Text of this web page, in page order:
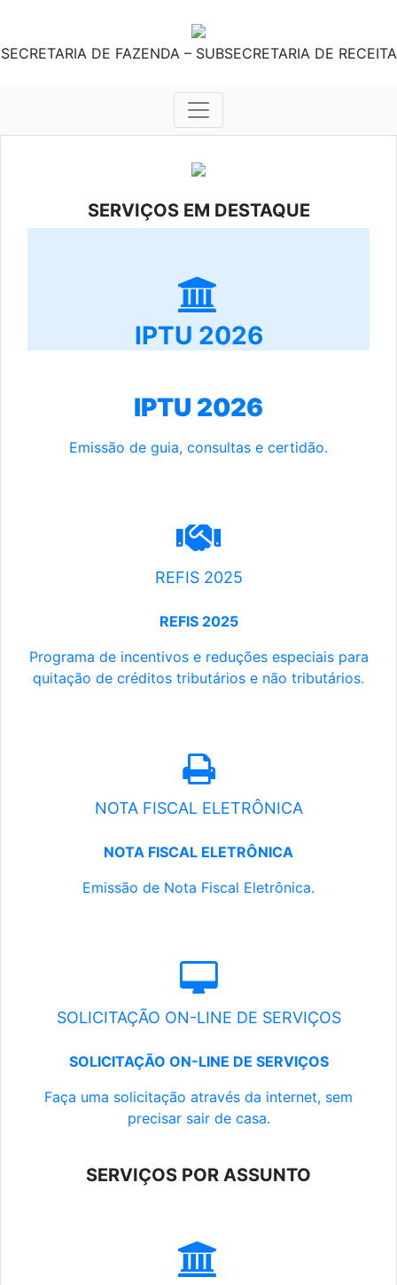
SECRETARIA DE FAZENDA – SUBSECRETARIA DE RECEITA
SERVIÇOS EM DESTAQUE
IPTU 2026
IPTU 2026
Emissão de guia, consultas e certidão.
REFIS 2025
REFIS 2025
Programa de incentivos e reduções especiais para
quitação de créditos tributários e não tributários.
NOTA FISCAL ELETRÔNICA
NOTA FISCAL ELETRÔNICA
Emissão de Nota Fiscal Eletrônica.
SOLICITAÇÃO ON-LINE DE SERVIÇOS
SOLICITAÇÃO ON-LINE DE SERVIÇOS
Faça uma solicitação através da internet, sem
precisar sair de casa.
SERVIÇOS POR ASSUNTO